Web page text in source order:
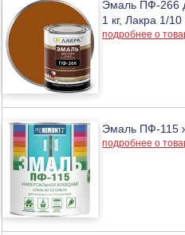
Эмаль ПФ-266
1 кг, Лакра 1/10
подробнее о
Эмаль ПФ-115
подробнее о